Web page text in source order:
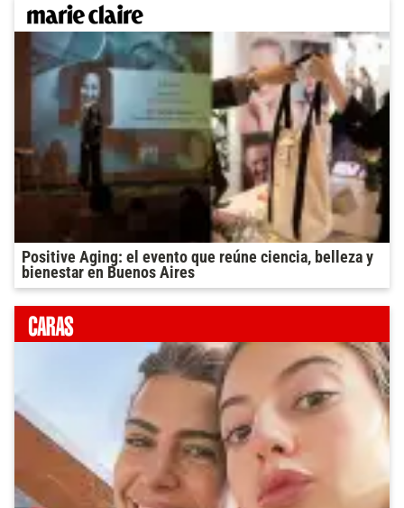
Positive Aging: el evento que reúne ciencia, belleza y
bienestar en Buenos Aires